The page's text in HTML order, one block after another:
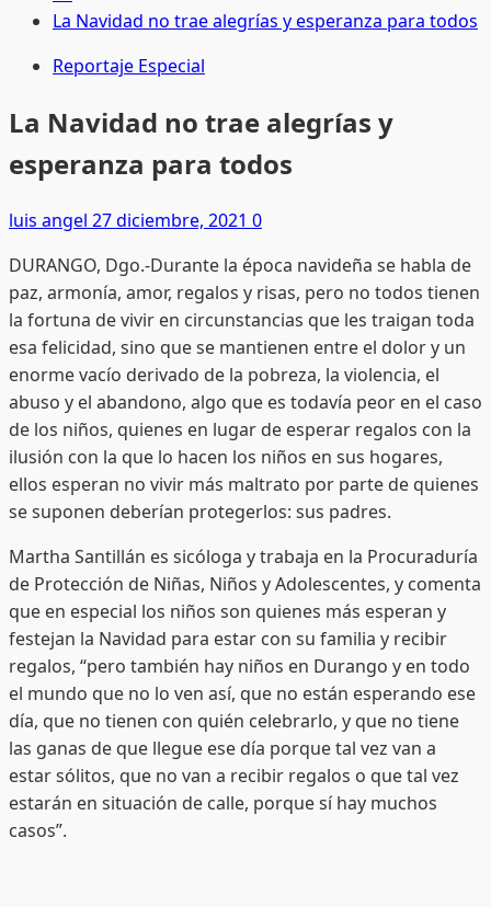
La Navidad no trae alegrías y esperanza para todos
Reportaje Especial
La Navidad no trae alegrías y
esperanza para todos
luis angel 27 diciembre, 2021 0
DURANGO, Dgo.-Durante la época navideña se habla de
paz, armonía, amor, regalos y risas, pero no todos tienen
la fortuna de vivir en circunstancias que les traigan toda
esa felicidad, sino que se mantienen entre el dolor y un
enorme vacío derivado de la pobreza, la violencia, el
abuso y el abandono, algo que es todavía peor en el caso
de los niños, quienes en lugar de esperar regalos con la
ilusión con la que lo hacen los niños en sus hogares,
ellos esperan no vivir más maltrato por parte de quienes
se suponen deberían protegerlos: sus padres.
Martha Santillán es sicóloga y trabaja en la Procuraduría
de Protección de Niñas, Niños y Adolescentes, y comenta
que en especial los niños son quienes más esperan y
festejan la Navidad para estar con su familia y recibir
regalos, “pero también hay niños en Durango y en todo
el mundo que no lo ven así, que no están esperando ese
día, que no tienen con quién celebrarlo, y que no tiene
las ganas de que llegue ese día porque tal vez van a
estar sólitos, que no van a recibir regalos o que tal vez
estarán en situación de calle, porque sí hay muchos
casos”.